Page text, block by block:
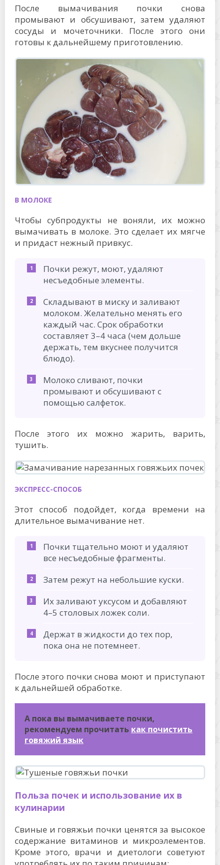
После вымачивания почки снова
промывают и обсушивают, затем удаляют
сосуды и мочеточники. После этого они
готовы к дальнейшему приготовлению.
В МОЛОКЕ
Чтобы субпродукты не воняли, их можно
вымачивать в молоке. Это сделает их мягче
и придаст нежный привкус.
Почки режут, моют, удаляют
несъедобные элементы.
Складывают в миску и заливают
молоком. Желательно менять его
каждый час. Срок обработки
составляет 3–4 часа (чем дольше
держать, тем вкуснее получится
блюдо).
Молоко сливают, почки
промывают и обсушивают с
помощью салфеток.
После этого их можно жарить, варить,
тушить.
ЭКСПРЕСС-СПОСОБ
Этот способ подойдет, когда времени на
длительное вымачивание нет.
Почки тщательно моют и удаляют
все несъедобные фрагменты.
Затем режут на небольшие куски.
Их заливают уксусом и добавляют
4–5 столовых ложек соли.
Держат в жидкости до тех пор,
пока она не потемнеет.
После этого почки снова моют и приступают
к дальнейшей обработке.
А пока вы вымачиваете почки,
рекомендуем прочитать как почистить
говяжий язык
Польза почек и использование их в
кулинарии
Свиные и говяжьи почки ценятся за высокое
содержание витаминов и микроэлементов.
Кроме этого, врачи и диетологи советуют